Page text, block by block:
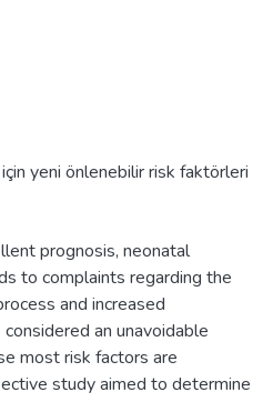
için yeni önlenebilir risk faktörleri
prognosis, neonatal
to complaints regarding the
and increased
an unavoidable
most risk factors are
study aimed to determine